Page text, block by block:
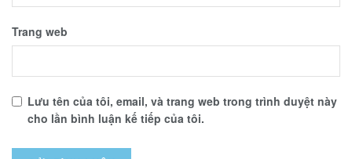
Trang web
Lưu tên của tôi, email, và trang web trong trình duyệt này
cho lần bình luận kế tiếp của tôi.